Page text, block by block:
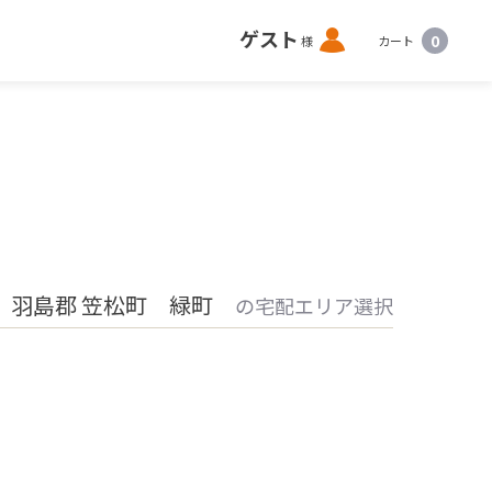
ゲスト 様 ロ
グ
カート 0
島郡 笠松町 緑町 の宅配エリア選択